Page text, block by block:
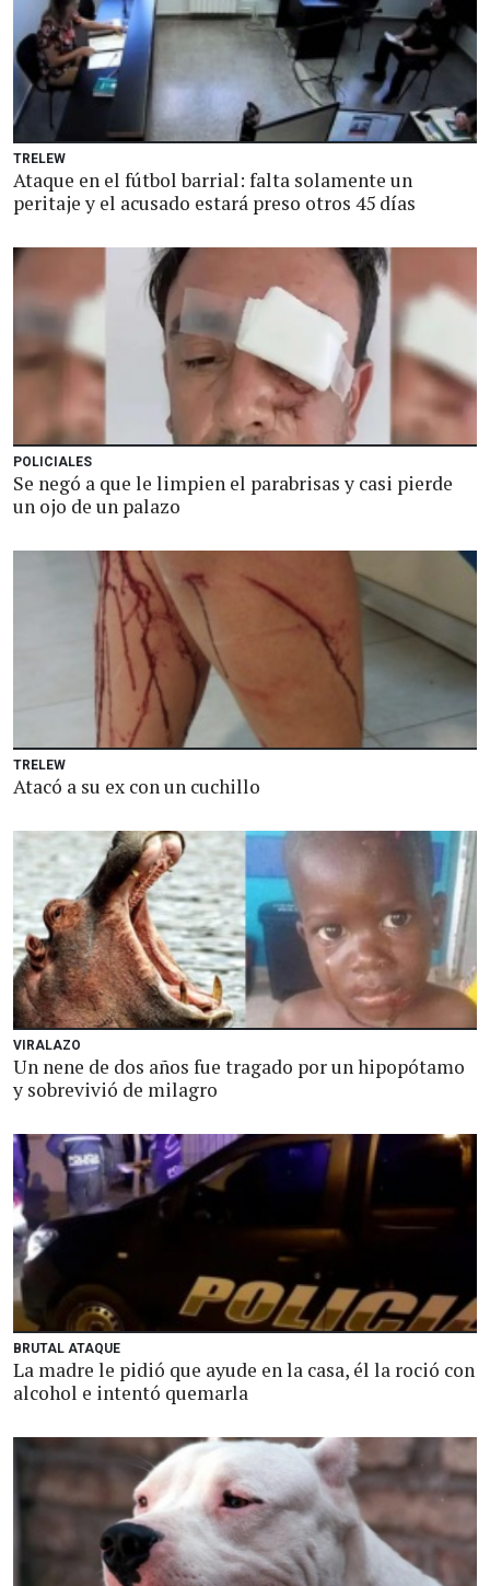
TRELEW
Ataque en el fútbol barrial: falta solamente un
peritaje y el acusado estará preso otros 45 días
POLICIALES
Se negó a que le limpien el parabrisas y casi pierde
un ojo de un palazo
TRELEW
Atacó a su ex con un cuchillo
VIRALAZO
Un nene de dos años fue tragado por un hipopótamo
y sobrevivió de milagro
BRUTAL ATAQUE
La madre le pidió que ayude en la casa, él la roció con
alcohol e intentó quemarla